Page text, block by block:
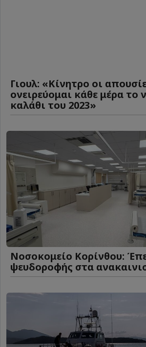
Γιουλ: «Κίνητρο οι
ονειρεύομαι κάθε μέρα το
καλάθι του 2023»
Νοσοκομείο Κορίνθου:
ψευδοροφής στα